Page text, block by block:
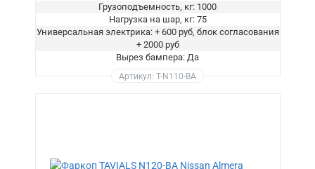
Грузоподъемность, кг: 1000
Нагрузка на шар, кг: 75
Универсальная электрика: + 600 руб, блок согласования
+ 2000 руб
Вырез бампера: Да
Артикул: T-N110-BA